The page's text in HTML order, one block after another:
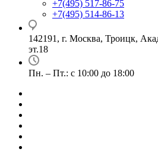
+7(495) 517-86-75
+7(495) 514-86-13
142191, г. Москва, Троицк,
эт.18
Пн. – Пт.: с 10:00 до 18:00